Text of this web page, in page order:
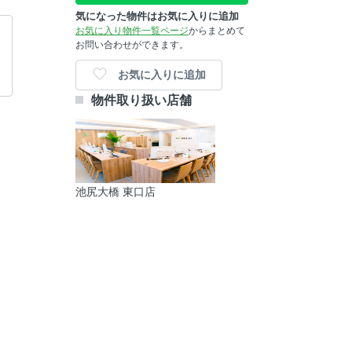
気になった物件はお気に入りに追加
お気に入り物件一覧ページからまとめて
お問い合わせができます。
お気に入りに追加
物件取り扱い店舗
池尻大橋 東口店